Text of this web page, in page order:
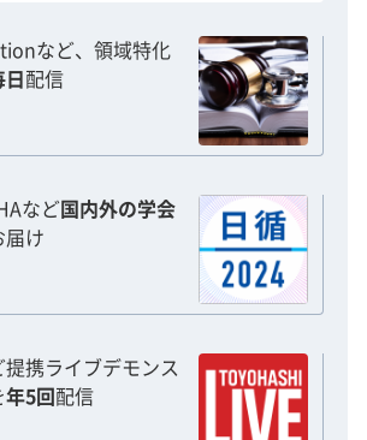
など、領域特化
日 配信
など国内外の学会
届け
携ライブデモンス
年5回 配信